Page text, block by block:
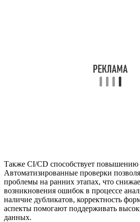
Также CI/CD способствует повышению
Автоматизированные проверки
проблемы на ранних этапах, что
возникновения ошибок в процессе
наличие дубликатов, корректность
аспекты помогают поддерживать
данных.